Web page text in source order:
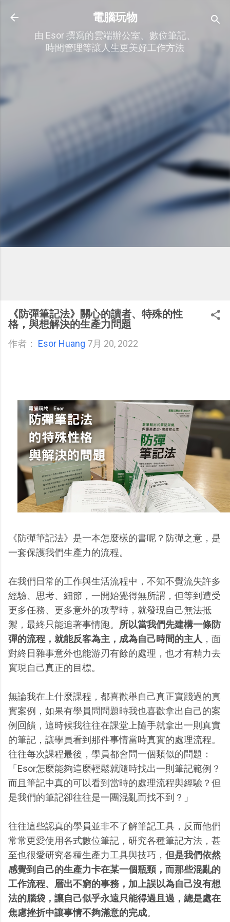
跳到主要內容
電腦玩物
由 Esor 撰寫的雲端辦公室、數位筆記、
時間管理等讓人生更美好工作方法
《防彈筆記法》關心的讀者、特殊的性
格，與想解決的生產力問題
作者： Esor Huang 7月 20, 2022
《防彈筆記法》是一本怎麼樣的書呢？防彈之意，是
一套保護我們生產力的流程。
在我們日常的工作與生活流程中，不知不覺流失許多
經驗、思考、細節，一開始覺得無所謂，但等到遭受
更多任務、更多意外的攻擊時，就發現自己無法抵
禦，最終只能追著事情跑。 所以當我們先建構一條防
彈的流程，就能反客為主，成為自己時間的主人 ，面
對終日雜事意外也能游刃有餘的處理，也才有精力去
實現自己真正的目標。
無論我在上什麼課程，都喜歡舉自己真正實踐過的真
實案例，如果有學員問問題時我也喜歡拿出自己的案
例回饋，這時候我往往在課堂上隨手就拿出一則真實
的筆記，讓學員看到那件事情當時真實的處理流程。
往往每次課程最後，學員都會問一個類似的問題：
「Esor怎麼能夠這麼輕鬆就隨時找出一則筆記範例？
而且筆記中真的可以看到當時的處理流程與經驗？但
是我們的筆記卻往往是一團混亂而找不到？」
往往這些認真的學員並非不了解筆記工具，反而他們
常常更愛使用各式數位筆記，研究各種筆記方法，甚
至也很愛研究各種生產力工具與技巧， 但是我們依然
感覺到自己的生產力卡在某一個瓶頸，而那些混亂的
工作流程、層出不窮的事務，加上誤以為自己沒有想
法的腦袋，讓自己似乎永遠只能得過且過，總是處在
焦慮挫折中讓事情不夠滿意的完成。